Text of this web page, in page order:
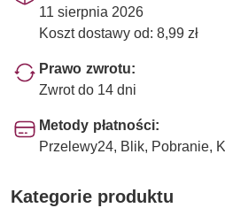
11 sierpnia 2026
Koszt dostawy od: 8,99 zł
Prawo zwrotu:
Zwrot do 14 dni
Metody płatności:
Przelewy24, Blik, Pobranie,
Kategorie produktu